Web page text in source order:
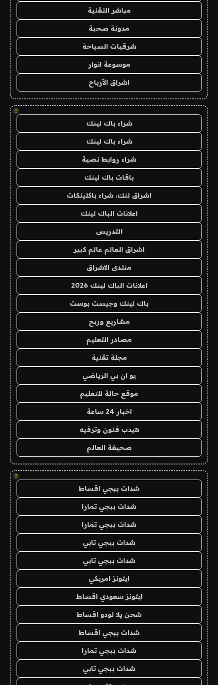
مباشر التقنية
مدونة صحبة
شرقيات السياحة
موسوعة انوار
اشراق الأرباح
!
شراء باك لينك
شراء باك لينك
شراء روابط نصية
باقات باك لينك
اشراق لنك، شراء باكلينكات
اعلانات الباك لينك
التدريس
اشراق العالم عالم كبير
منتدى الاشراق
اعلانات الباك لينك 2026
باك لينك وجيست بوست
مشاريع وربح
مصادر التعليم
مجلة تقنية
يو ان بي الرياضي
موقع حالة للتعليم
اخبار 24 ساعة
هيدب فنون وترفيه
صحيفة العالم
!
شدات ببجي اقساط
شدات ببجي تمارا
شدات ببجي تمارا
شدات ببجي تابي
شدات ببجي تابي
ايتونز امريكي
ايتونز سعودي اقساط
شحن يلا لودو اقساط
شدات ببجي اقساط
شدات ببجي تمارا
شدات ببجي تابي